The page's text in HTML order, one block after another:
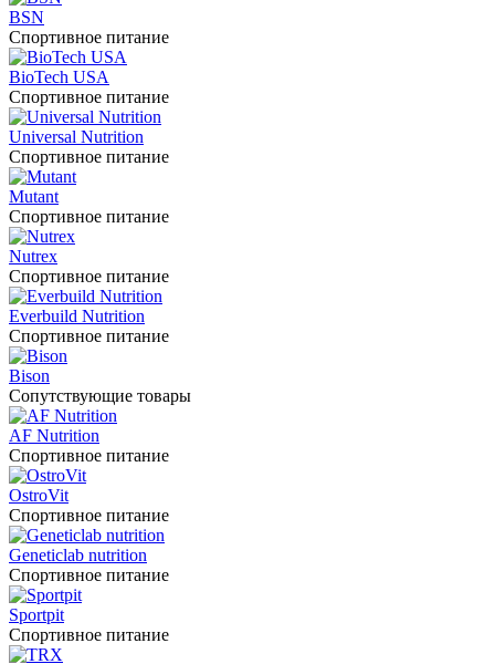
BSN
Спортивное питание
BioTech USA
Спортивное питание
Universal Nutrition
Спортивное питание
Mutant
Спортивное питание
Nutrex
Спортивное питание
Everbuild Nutrition
Спортивное питание
Bison
Сопутствующие товары
AF Nutrition
Спортивное питание
OstroVit
Спортивное питание
Geneticlab nutrition
Спортивное питание
Sportpit
Спортивное питание